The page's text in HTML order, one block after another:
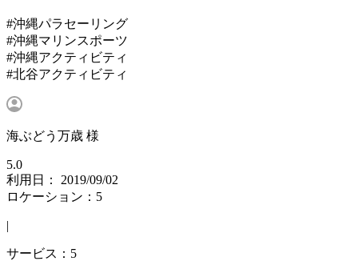
#沖縄パラセーリング
#沖縄マリンスポーツ
#沖縄アクティビティ
#北谷アクティビティ
海ぶどう万歳 様
5.0
利用日： 2019/09/02
ロケーション：5
|
サービス：5